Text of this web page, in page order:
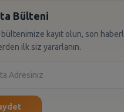
Bülteni
kayıt olun, son
ilk siz yararlanın.